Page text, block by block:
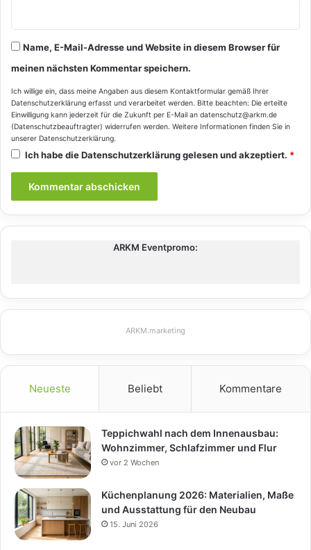
Name, E-Mail-Adresse und Website in diesem Browser für
meinen nächsten Kommentar speichern.
Ich willige ein, dass meine Angaben aus diesem Kontaktformular gemäß Ihrer
Datenschutzerklärung erfasst und verarbeitet werden. Bitte beachten: Die erteilte
Einwilligung kann jederzeit für die Zukunft per E-Mail an datenschutz@arkm.de
(Datenschutzbeauftragter) widerrufen werden. Weitere Informationen finden Sie in
unserer Datenschutzerklärung.
Ich habe dieDatenschutzerklärunggelesen und akzeptiert. *
ARKM Eventpromo:
ARKM.marketing
Neueste Beliebt Kommentare
Teppichwahl nach dem Innenausbau:
Wohnzimmer, Schlafzimmer und Flur
vor 2 Wochen
Küchenplanung 2026: Materialien, Maße
und Ausstattung für den Neubau
15. Juni 2026